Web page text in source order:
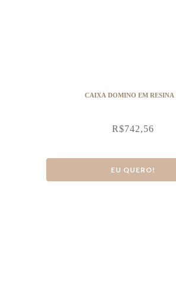
CAIXA DOMINO EM
R$742,56
EU QUERO!